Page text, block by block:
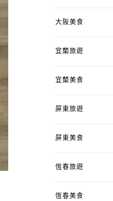
大阪美食
宜蘭旅遊
宜蘭美食
屏東旅遊
屏東美食
恆春旅遊
恆春美食